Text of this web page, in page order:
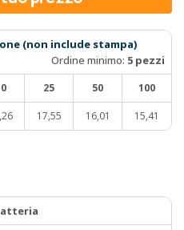
(non include stampa)
Ordine minimo: 5 pezzi
25 50 100
17,55 16,01 15,41